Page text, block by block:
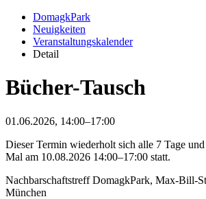
DomagkPark
Neuigkeiten
Veranstaltungskalender
Detail
Bücher-Tausch
01.06.2026, 14:00–17:00
Dieser Termin wiederholt sich alle 7 Tage
Mal am 10.08.2026 14:00–17:00 statt.
Nachbarschaftstreff DomagkPark, Max-Bill-
München